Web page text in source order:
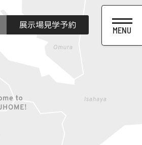
展示場見学予約